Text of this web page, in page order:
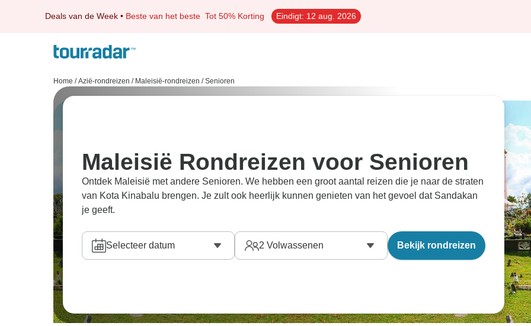
Deals van de Week • Beste van het beste Tot 50% Korting Eindigt: 12 aug. 2026
Home / Azië-rondreizen / Maleisië-rondreizen / Senioren
Maleisië Rondreizen voor Senioren
Ontdek Maleisië met andere Senioren. We hebben een groot aantal reizen die je naar de straten
van Kota Kinabalu brengen. Je zult ook heerlijk kunnen genieten van het gevoel dat Sandakan
je geeft.
Selecteer datum 2 Volwassenen Bekijk rondreizen